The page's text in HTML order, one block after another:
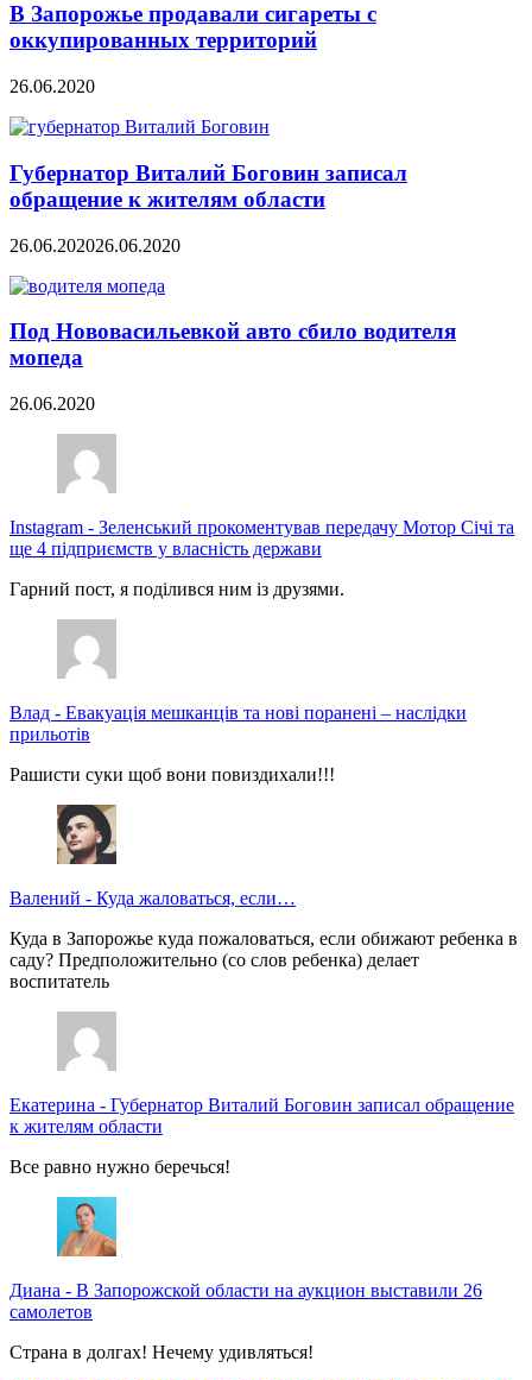
В Запорожье продавали сигареты с
оккупированных территорий
26.06.2020
Губернатор Виталий Боговин записал
обращение к жителям области
26.06.202026.06.2020
Под Нововасильевкой авто сбило водителя
мопеда
26.06.2020
Instagram - Зеленський прокоментував передачу Мотор Січі та
ще 4 підприємств у власність держави
Гарний пост, я поділився ним із друзями.
Влад - Евакуація мешканців та нові поранені – наслідки
прильотів
Рашисти суки щоб вони повиздихали!!!
Валений - Куда жаловаться, если…
Куда в Запорожье куда пожаловаться, если обижают ребенка в
саду? Предположительно (со слов ребенка) делает
воспитатель
Екатерина - Губернатор Виталий Боговин записал обращение
к жителям области
Все равно нужно беречься!
Диана - В Запорожской области на аукцион выставили 26
самолетов
Страна в долгах! Нечему удивляться!